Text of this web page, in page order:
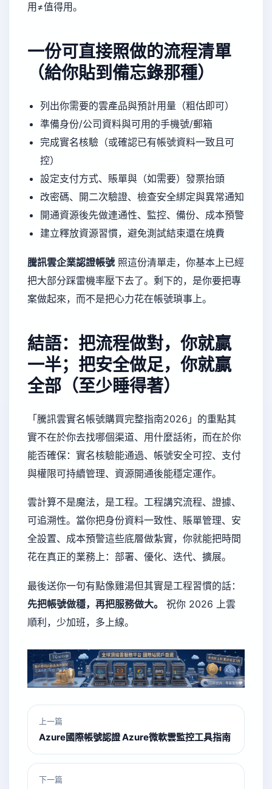
用≠值得用。
一份可直接照做的流程清單
（給你貼到備忘錄那種）
列出你需要的雲產品與預計用量（粗估即可）
準備身份/公司資料與可用的手機號/郵箱
完成實名核驗（或確認已有帳號資料一致且可
控）
設定支付方式、賬單與（如需要）發票抬頭
改密碼、開二次驗證、檢查安全綁定與異常通知
開通資源後先做連通性、監控、備份、成本預警
建立釋放資源習慣，避免測試結束還在燒費
騰訊雲企業認證帳號 照這份清單走，你基本上已經
把大部分踩雷機率壓下去了。剩下的，是你要把專
案做起來，而不是把心力花在帳號瑣事上。
結語：把流程做對，你就贏
一半；把安全做足，你就贏
全部（至少睡得著）
「騰訊雲實名帳號購買完整指南2026」的重點其
實不在於你去找哪個渠道、用什麼話術，而在於你
能否確保：實名核驗能通過、帳號安全可控、支付
與權限可持續管理、資源開通後能穩定運作。
雲計算不是魔法，是工程。工程講究流程、證據、
可追溯性。當你把身份資料一致性、賬單管理、安
全設置、成本預警這些底層做紮實，你就能把時間
花在真正的業務上：部署、優化、迭代、擴展。
最後送你一句有點像雞湯但其實是工程習慣的話：
先把帳號做穩，再把服務做大。
祝你 2026 上雲
順利，少加班，多上線。
上一篇
Azure國際帳號認證 Azure微軟雲監控工具指南
下一篇